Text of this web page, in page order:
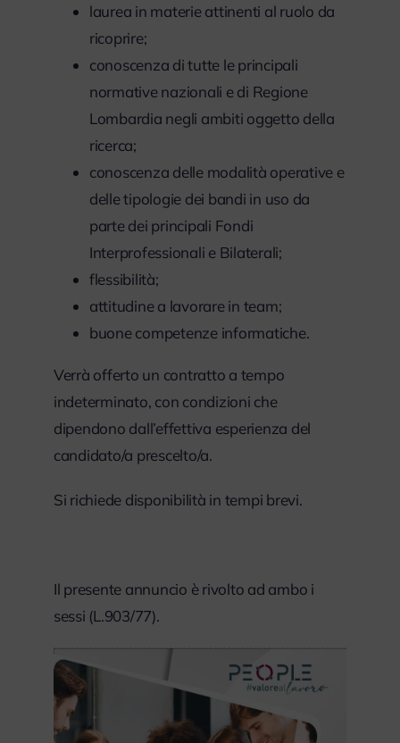
laurea in materie attinenti al ruolo da
ricoprire;
conoscenza di tutte le principali
normative nazionali e di Regione
Lombardia negli ambiti oggetto della
ricerca;
conoscenza delle modalità operative e
delle tipologie dei bandi in uso da
parte dei principali Fondi
Interprofessionali e Bilaterali;
flessibilità;
attitudine a lavorare in team;
buone competenze informatiche.
Verrà offerto un contratto a tempo
indeterminato, con condizioni che
dipendono dall’effettiva esperienza del
candidato/a prescelto/a.
Si richiede disponibilità in tempi brevi.
Il presente annuncio è rivolto ad ambo i
sessi (L.903/77).